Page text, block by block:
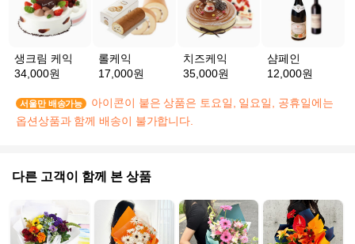
생크림 케익
34,000원
롤케익
17,000원
치즈케익
35,000원
샴페인
12,000원
서울만 배송가능
아이콘이 붙은 상품은 토요일, 일요일, 공휴일에는
옵션상품과 함께 배송이 불가합니다.
다른 고객이 함께 본 상품